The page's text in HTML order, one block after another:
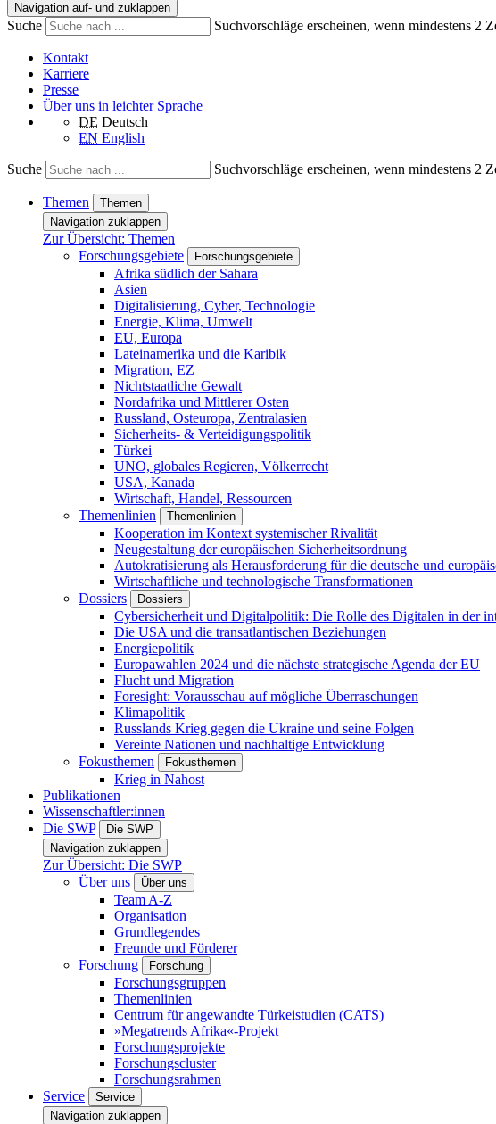
Navigation auf- und zuklappen
Suche Suchvorschläge erscheinen, wenn mindestens 2
Kontakt
Karriere
Presse
Über uns in leichter Sprache
DE Deutsch
EN English
Suche Suchvorschläge erscheinen, wenn mindestens 2
Themen
Themen
Navigation zuklappen
Zur Übersicht: Themen
Forschungsgebiete
Forschungsgebiete
Afrika südlich der Sahara
Asien
Digitalisierung, Cyber, Technologie
Energie, Klima, Umwelt
EU, Europa
Lateinamerika und die Karibik
Migration, EZ
Nichtstaatliche Gewalt
Nordafrika und Mittlerer Osten
Russland, Osteuropa, Zentralasien
Sicherheits- & Verteidigungspolitik
Türkei
UNO, globales Regieren, Völkerrecht
USA, Kanada
Wirtschaft, Handel, Ressourcen
Themenlinien
Themenlinien
Kooperation im Kontext systemischer Rivalität
Neugestaltung der europäischen Sicherheitsordnung
Autokratisierung als Herausforderung für die deutsche und
Wirtschaftliche und technologische Transformationen
Dossiers
Dossiers
Cybersicherheit und Digitalpolitik: Die Rolle des Digitalen in der
Die USA und die transatlantischen Beziehungen
Energiepolitik
Europawahlen 2024 und die nächste strategische Agenda der EU
Flucht und Migration
Foresight: Vorausschau auf mögliche Überraschungen
Klimapolitik
Russlands Krieg gegen die Ukraine und seine Folgen
Vereinte Nationen und nachhaltige Entwicklung
Fokusthemen
Fokusthemen
Krieg in Nahost
Publikationen
Wissenschaftler:innen
Die SWP
Die SWP
Navigation zuklappen
Zur Übersicht: Die SWP
Über uns
Über uns
Team A-Z
Organisation
Grundlegendes
Freunde und Förderer
Forschung
Forschung
Forschungsgruppen
Themenlinien
Centrum für angewandte Türkeistudien (CATS)
»Megatrends Afrika«-Projekt
Forschungsprojekte
Forschungscluster
Forschungsrahmen
Service
Service
Navigation zuklappen